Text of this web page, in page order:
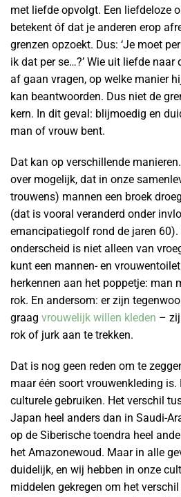
met liefde opvolgt. Een liefdeloze
betekent óf dat je anderen erop
grenzen opzoekt. Dus: ‘Je moet
ik dat per se…?’ Wie uit liefde naar
af gaan vragen, op welke manier
kan beantwoorden. Dus niet de
kern. In dit geval: blijmoedig en
man of vrouw bent.
Dat kan op verschillende
over mogelijk, dat in onze
trouwens) mannen een broek
(dat is vooral veranderd onder
emancipatiegolf rond de jaren
onderscheid is niet alleen van
kunt een mannen- en
herkennen aan het poppetje: man
rok. En andersom: er zijn
graag vrouwelijk willen kleden –
rok of jurk aan te trekken.
Dat is nog geen reden om te
maar één soort vrouwenkleding is.
culturele gebruiken. Het verschil
Japan heel anders dan in Saudi-
op de Siberische toendra heel
het Amazonewoud. Maar in alle
duidelijk, en wij hebben in onze
middelen gekregen om het